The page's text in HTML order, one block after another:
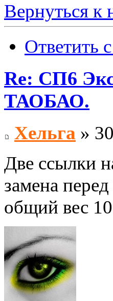
Вернуться к
Ответить
Re: СП6
ТАОБАО.
Хельга »
Две ссылки
замена
общий вес